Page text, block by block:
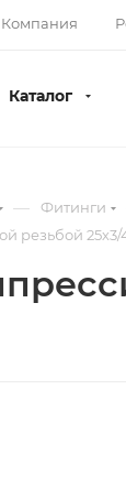
Компания
Каталог
— Фитинги
25х3/